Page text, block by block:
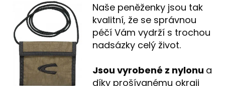
Naše peněženky jsou tak
kvalitní, že se správnou
péčí Vám vydrží s trochou
nadsázky celý život.
Jsou vyrobené z nylonu a
díky prošívanému okraji